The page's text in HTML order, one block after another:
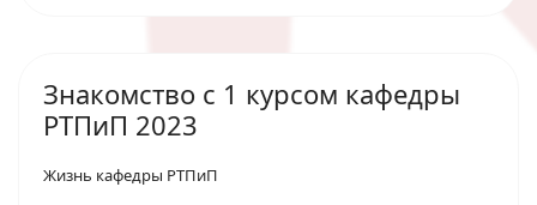
Знакомство с 1 курсом кафедры
РТПиП 2023
Жизнь кафедры РТПиП